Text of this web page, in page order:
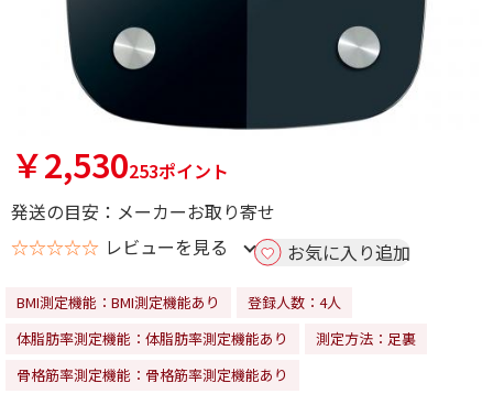
￥2,530253ポイント
発送の目安：メーカーお取り寄せ
☆☆☆☆☆ レビューを見る お気に入り追加
BMI測定機能：BMI測定機能あり
登録人数：4人
体脂肪率測定機能：体脂肪率測定機能あり
測定方法：足裏
骨格筋率測定機能：骨格筋率測定機能あり